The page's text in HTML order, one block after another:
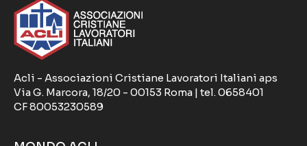
Acli - Associazioni Cristiane Lavoratori Italiani aps
Via G. Marcora, 18/20 - 00153 Roma | tel. 0658401
CF 80053230589